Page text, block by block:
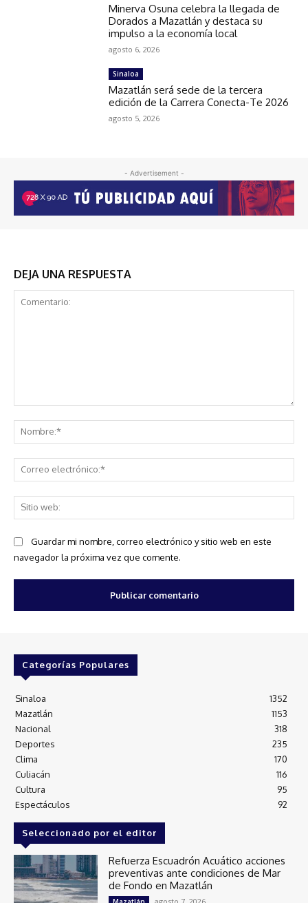
Minerva Osuna celebra la llegada de
Dorados a Mazatlán y destaca su
impulso a la economía local
agosto 6, 2026
Sinaloa
Mazatlán será sede de la tercera
edición de la Carrera Conecta-Te 2026
agosto 5, 2026
- Advertisement -
DEJA UNA RESPUESTA
Guardar mi nombre, correo electrónico y sitio web en este
navegador la próxima vez que comente.
Categorías Populares
Sinaloa
1352
Mazatlán
1153
Nacional
318
Deportes
235
Clima
170
Culiacán
116
Cultura
95
Espectáculos
92
Seleccionado por el editor
Refuerza Escuadrón Acuático acciones
preventivas ante condiciones de Mar
de Fondo en Mazatlán